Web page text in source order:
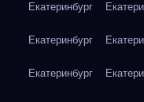
Екатеринбург
Екатеринбург
Екатеринбург